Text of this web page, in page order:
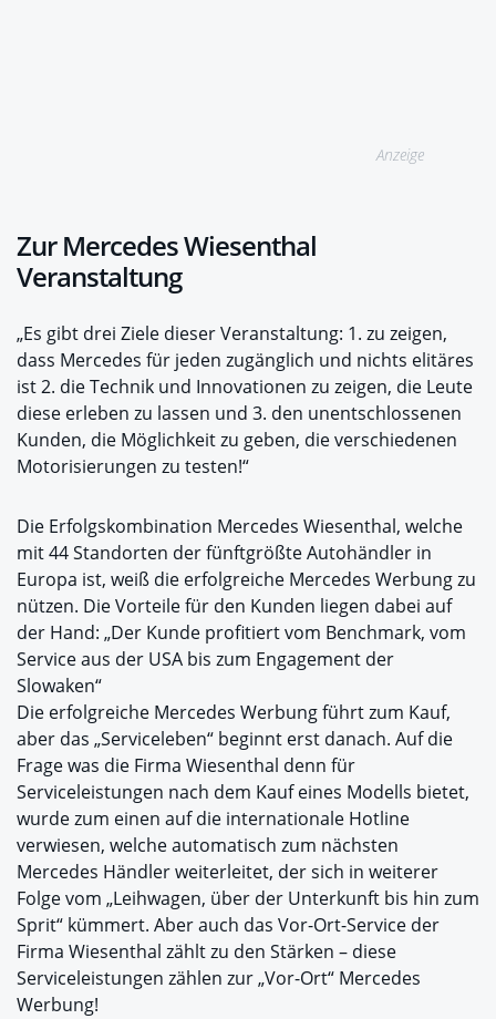
Anzeige
Zur Mercedes Wiesenthal
Veranstaltung
„Es gibt drei Ziele dieser Veranstaltung: 1. zu zeigen,
dass Mercedes für jeden zugänglich und nichts elitäres
ist 2. die Technik und Innovationen zu zeigen, die Leute
diese erleben zu lassen und 3. den unentschlossenen
Kunden, die Möglichkeit zu geben, die verschiedenen
Motorisierungen zu testen!“
Die Erfolgskombination Mercedes Wiesenthal, welche
mit 44 Standorten der fünftgrößte Autohändler in
Europa ist, weiß die erfolgreiche Mercedes Werbung zu
nützen. Die Vorteile für den Kunden liegen dabei auf
der Hand: „Der Kunde profitiert vom Benchmark, vom
Service aus der USA bis zum Engagement der
Slowaken“
Die erfolgreiche Mercedes Werbung führt zum Kauf,
aber das „Serviceleben“ beginnt erst danach. Auf die
Frage was die Firma Wiesenthal denn für
Serviceleistungen nach dem Kauf eines Modells bietet,
wurde zum einen auf die internationale Hotline
verwiesen, welche automatisch zum nächsten
Mercedes Händler weiterleitet, der sich in weiterer
Folge vom „Leihwagen, über der Unterkunft bis hin zum
Sprit“ kümmert. Aber auch das Vor-Ort-Service der
Firma Wiesenthal zählt zu den Stärken – diese
Serviceleistungen zählen zur „Vor-Ort“ Mercedes
Werbung!